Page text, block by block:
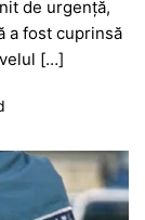
de urgență,
a fost cuprinsă
[…]